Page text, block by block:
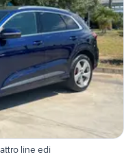
line edi